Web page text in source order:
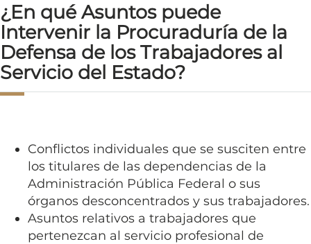
¿En qué Asuntos puede
Intervenir la Procuraduría de la
Defensa de los Trabajadores al
Servicio del Estado?
Conflictos individuales que se susciten entre
los titulares de las dependencias de la
Administración Pública Federal o sus
órganos desconcentrados y sus trabajadores.
Asuntos relativos a trabajadores que
pertenezcan al servicio profesional de